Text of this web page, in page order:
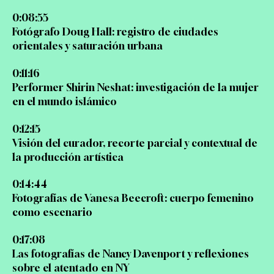
0:08:55
Fotógrafo Doug Hall: registro de ciudades
orientales y saturación urbana
0:11:16
Performer Shirin Neshat: investigación de la mujer
en el mundo islámico
0:12:15
Visión del curador, recorte parcial y contextual de
la producción artística
0:14:44
Fotografías de Vanesa Beecroft: cuerpo femenino
como escenario
0:17:08
Las fotografías de Nancy Davenport y reflexiones
sobre el atentado en NY